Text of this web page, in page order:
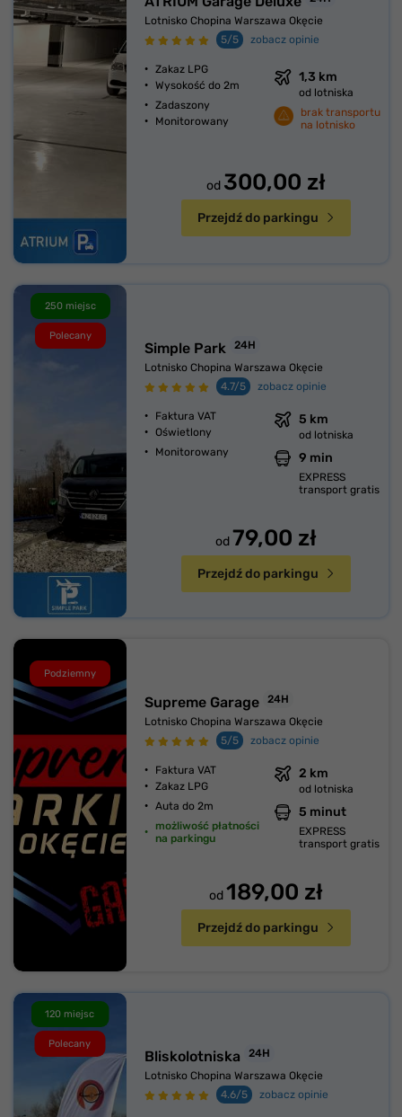
Lotnisko Chopina Warszawa Okęcie
5/5
zobacz opinie
Zakaz LPG
Wysokość do 2m
Zadaszony
Monitorowany
1,3 km
od lotniska
brak transportu
na lotnisko
od 300,00 zł
Przejdź do parkingu
250 miejsc
Polecany
Simple Park
24H
Lotnisko Chopina Warszawa Okęcie
4.7/5
zobacz opinie
Faktura VAT
Oświetlony
Monitorowany
5 km
od lotniska
9 min
EXPRESS
transport gratis
od 79,00 zł
Przejdź do parkingu
Podziemny
Supreme Garage
24H
Lotnisko Chopina Warszawa Okęcie
5/5
zobacz opinie
Faktura VAT
Zakaz LPG
Auta do 2m
możliwość płatności
na parkingu
2 km
od lotniska
5 minut
EXPRESS
transport gratis
od 189,00 zł
Przejdź do parkingu
120 miejsc
Polecany
Bliskolotniska
24H
Lotnisko Chopina Warszawa Okęcie
4.6/5
zobacz opinie